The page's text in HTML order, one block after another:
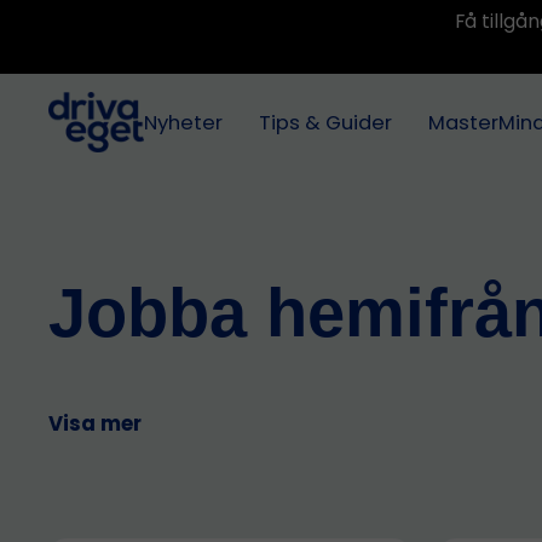
Få
Nyheter Tips & Guider
Jobba
Visa mer